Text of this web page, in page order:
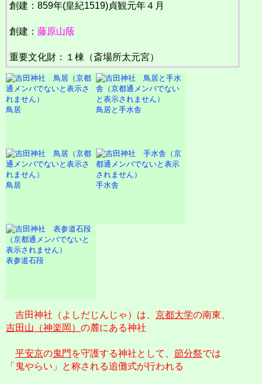
創建：859年(皇紀1519)貞観元年４月
創建： 藤原山蔭
重要文化財：１棟（斎場所太元宮）
鳥居 鳥居と手水舎
鳥居 手水舎
表参道石段
吉田神社（よしだじんじゃ）は、 京都大学の南東、
吉田山（神楽岡） の麓にある神社
平安京の鬼門 を守護する神社として、 節分祭では
「鬼やらい」と称される追儺式が行われる